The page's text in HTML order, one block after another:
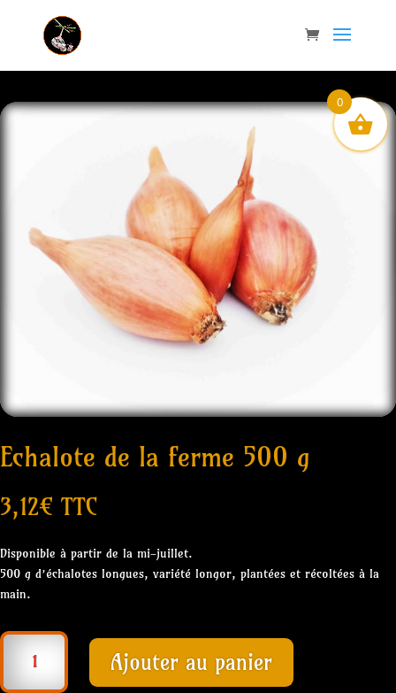
Echalote de la ferme 500 g
3,12€ TTC
Disponible à partir de la mi-juillet.
500 g d’échalotes longues, variété longor, plantées et récoltées à la
main.
quantité
Ajouter au panier
0